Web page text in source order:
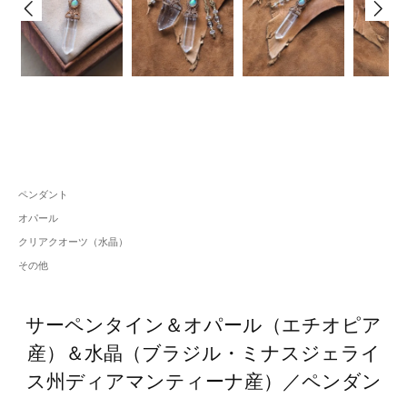
ペンダント
オパール
クリアクオーツ（水晶）
その他
サーペンタイン＆オパール（エチオピア
産）＆水晶（ブラジル・ミナスジェライ
ス州ディアマンティーナ産）／ペンダン